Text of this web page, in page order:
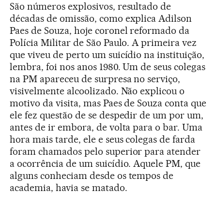
São números explosivos, resultado de
décadas de omissão, como explica Adilson
Paes de Souza, hoje coronel reformado da
Polícia Militar de São Paulo. A primeira vez
que viveu de perto um suicídio na instituição,
lembra, foi nos anos 1980. Um de seus colegas
na PM apareceu de surpresa no serviço,
visivelmente alcoolizado. Não explicou o
motivo da visita, mas Paes de Souza conta que
ele fez questão de se despedir de um por um,
antes de ir embora, de volta para o bar. Uma
hora mais tarde, ele e seus colegas de farda
foram chamados pelo superior para atender
a ocorrência de um suicídio. Aquele PM, que
alguns conheciam desde os tempos de
academia, havia se matado.